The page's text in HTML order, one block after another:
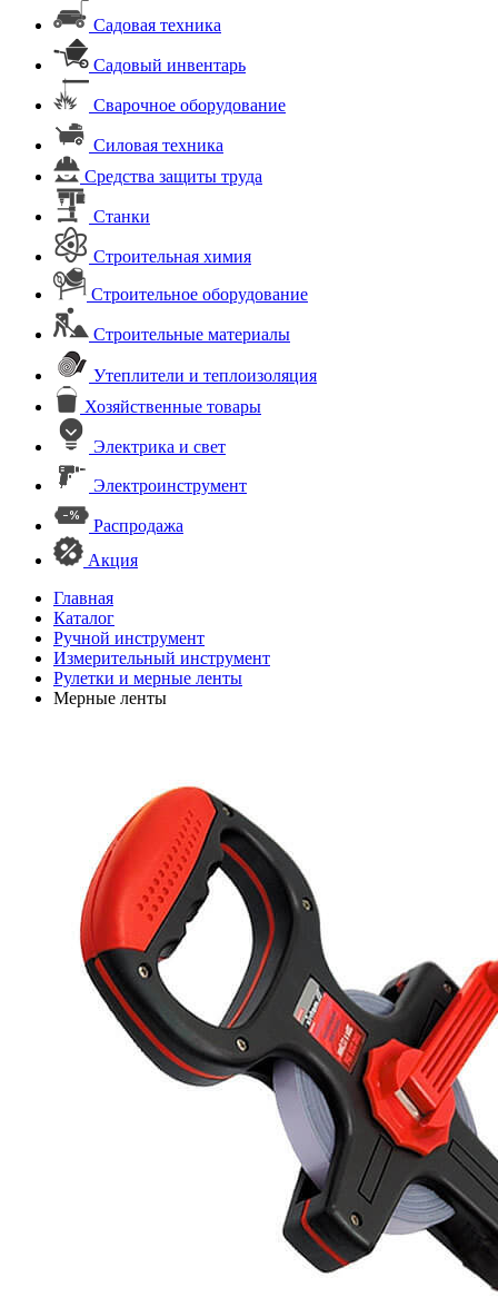
Садовая техника
Садовый инвентарь
Сварочное оборудование
Силовая техника
Средства защиты труда
Станки
Строительная химия
Строительное оборудование
Строительные материалы
Утеплители и теплоизоляция
Хозяйственные товары
Электрика и свет
Электроинструмент
Распродажа
Акция
Главная
Каталог
Ручной инструмент
Измерительный инструмент
Рулетки и мерные ленты
Мерные ленты